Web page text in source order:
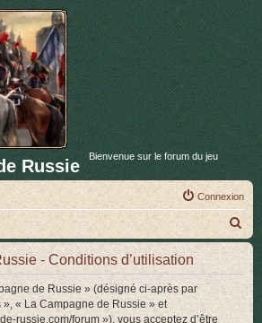
Russie Bienvenue sur le forum du jeu
Connexion
e
c
h
- Conditions d’utilisation
de Russie » (désigné ci-après par
« La Campagne de Russie » et
russie.com/forum »), vous acceptez d’être